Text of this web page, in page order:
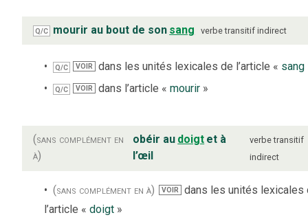
Q/C mourir au bout de son sang verbe transitif indirect
Q/C VOIR dans les unités lexicales de l’article « sang
Q/C VOIR dans l’article «mourir »
(sans complément en
à)
obéir au doigt et à
l’œil
verbe transitif
indirect
(sans complément en à) VOIR
dans les unités lexicales
l’article « doigt »